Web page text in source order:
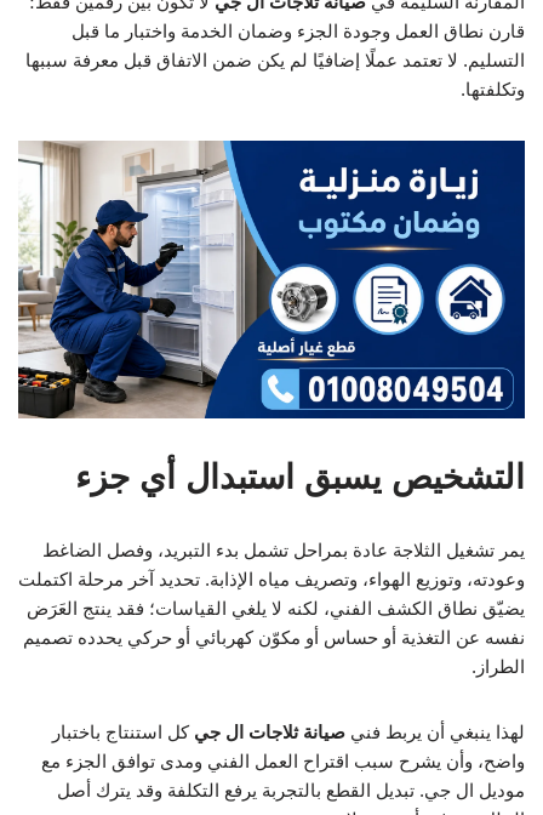
قارن نطاق العمل وجودة الجزء وضمان الخدمة واختبار ما قبل
التسليم. لا تعتمد عملًا إضافيًا لم يكن ضمن الاتفاق قبل معرفة سببها
وتكلفتها.
التشخيص يسبق استبدال أي جزء
يمر تشغيل الثلاجة عادة بمراحل تشمل بدء التبريد، وفصل الضاغط
وعودته، وتوزيع الهواء، وتصريف مياه الإذابة. تحديد آخر مرحلة اكتملت
يضيّق نطاق الكشف الفني، لكنه لا يلغي القياسات؛ فقد ينتج العَرَض
نفسه عن التغذية أو حساس أو مكوّن كهربائي أو حركي يحدده تصميم
الطراز.
لهذا ينبغي أن يربط فني صيانة ثلاجات ال جي كل استنتاج باختبار
واضح، وأن يشرح سبب اقتراح العمل الفني ومدى توافق الجزء مع
موديل ال جي. تبديل القطع بالتجربة يرفع التكلفة وقد يترك أصل